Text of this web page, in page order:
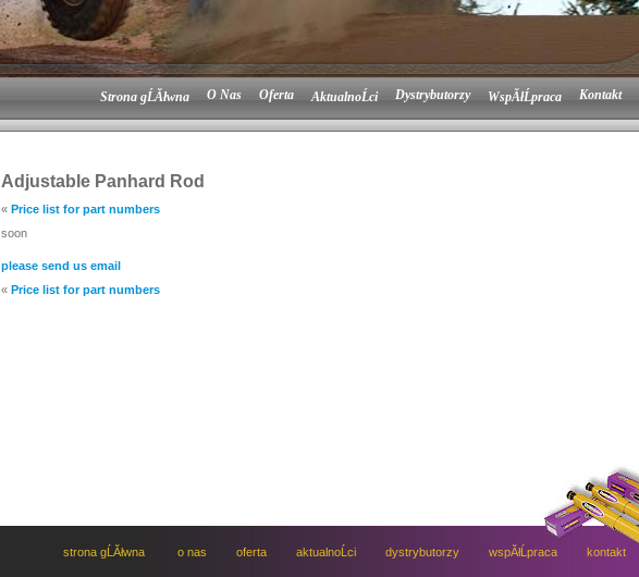
Kontakt
WspĂłĹpraca
Dystrybutorzy
AktualnoĹci
Oferta
O Nas
Strona gĹĂłwna
Adjustable Panhard Rod
« Price list for part numbers
soon
please send us email
« Price list for part numbers
strona gĹĂłwna o nas oferta aktualnoĹci dystrybutorzy wspĂłĹpraca kontakt